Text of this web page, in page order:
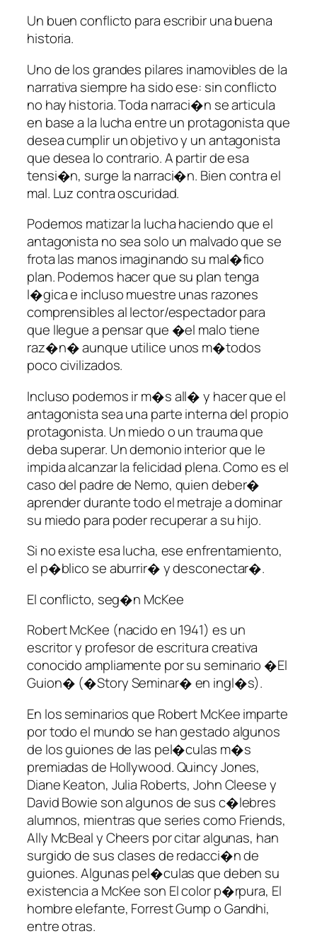
Un buen conflicto para escribir una buena
historia.
Uno de los grandes pilares inamovibles de la
narrativa siempre ha sido ese: sin conflicto
no hay historia. Toda narraci�n se articula
en base a la lucha entre un protagonista que
desea cumplir un objetivo y un antagonista
que desea lo contrario. A partir de esa
tensi�n, surge la narraci�n. Bien contra el
mal. Luz contra oscuridad.
Podemos matizar la lucha haciendo que el
antagonista no sea solo un malvado que se
frota las manos imaginando su mal�fico
plan. Podemos hacer que su plan tenga
l�gica e incluso muestre unas razones
comprensibles al lector/espectador para
que llegue a pensar que �el malo tiene
raz�n� aunque utilice unos m�todos
poco civilizados.
Incluso podemos ir m�s all� y hacer que el
antagonista sea una parte interna del propio
protagonista. Un miedo o un trauma que
deba superar. Un demonio interior que le
impida alcanzar la felicidad plena. Como es el
caso del padre de Nemo, quien deber�
aprender durante todo el metraje a dominar
su miedo para poder recuperar a su hijo.
Si no existe esa lucha, ese enfrentamiento,
el p�blico se aburrir� y desconectar�.
El conflicto, seg�n McKee
Robert McKee (nacido en 1941) es un
escritor y profesor de escritura creativa
conocido ampliamente por su seminario �El
Guion� (�Story Seminar� en ingl�s).
En los seminarios que Robert McKee imparte
por todo el mundo se han gestado algunos
de los guiones de las pel�culas m�s
premiadas de Hollywood. Quincy Jones,
Diane Keaton, Julia Roberts, John Cleese y
David Bowie son algunos de sus c�lebres
alumnos, mientras que series como Friends,
Ally McBeal y Cheers por citar algunas, han
surgido de sus clases de redacci�n de
guiones. Algunas pel�culas que deben su
existencia a McKee son El color p�rpura, El
hombre elefante, Forrest Gump o Gandhi,
entre otras.